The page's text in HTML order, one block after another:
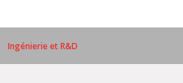
Ingénierie et R&D